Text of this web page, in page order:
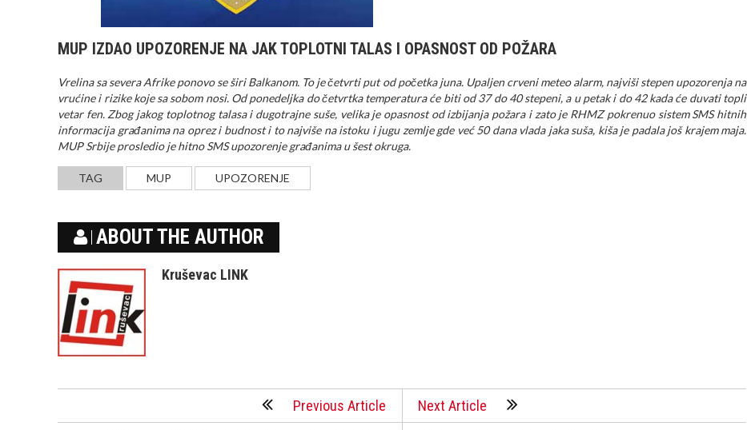
MUP IZDAO UPOZORENJE NA JAK TOPLOTNI TALAS I OPASNOST OD POŽARA
Vrelina sa severa Afrike ponovo se širi Balkanom. To je četvrti put od početka juna. Upaljen crveni meteo alarm, najviši stepen upozorenja na
vrućine i rizike koje sa sobom nosi. Od ponedeljka do četvrtka temperatura će biti od 37 do 40 stepeni, a u petak i do 42 kada će duvati topli
vetar fen. Zbog jakog toplotnog talasa i dugotrajne suše, velika je opasnost od izbijanja požara i zato je RHMZ pokrenuo sistem SMS hitnih
informacija građanima na oprez i budnost i to najviše na istoku i jugu zemlje gde već 50 dana vlada jaka suša, kiša je padala još krajem maja.
MUP Srbije prosledio je hitno SMS upozorenje građanima u šest okruga.
TAG MUP UPOZORENJE
ABOUT THE AUTHOR
Kruševac LINK
Previous Article
Next Article